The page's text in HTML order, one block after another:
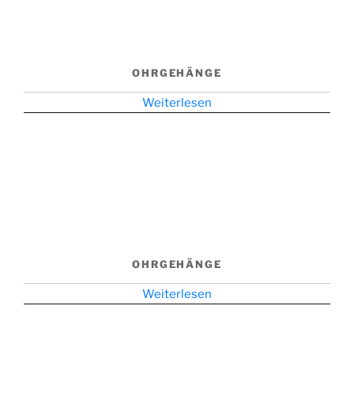
OHRGEHÄNGE
Weiterlesen
OHRGEHÄNGE
Weiterlesen